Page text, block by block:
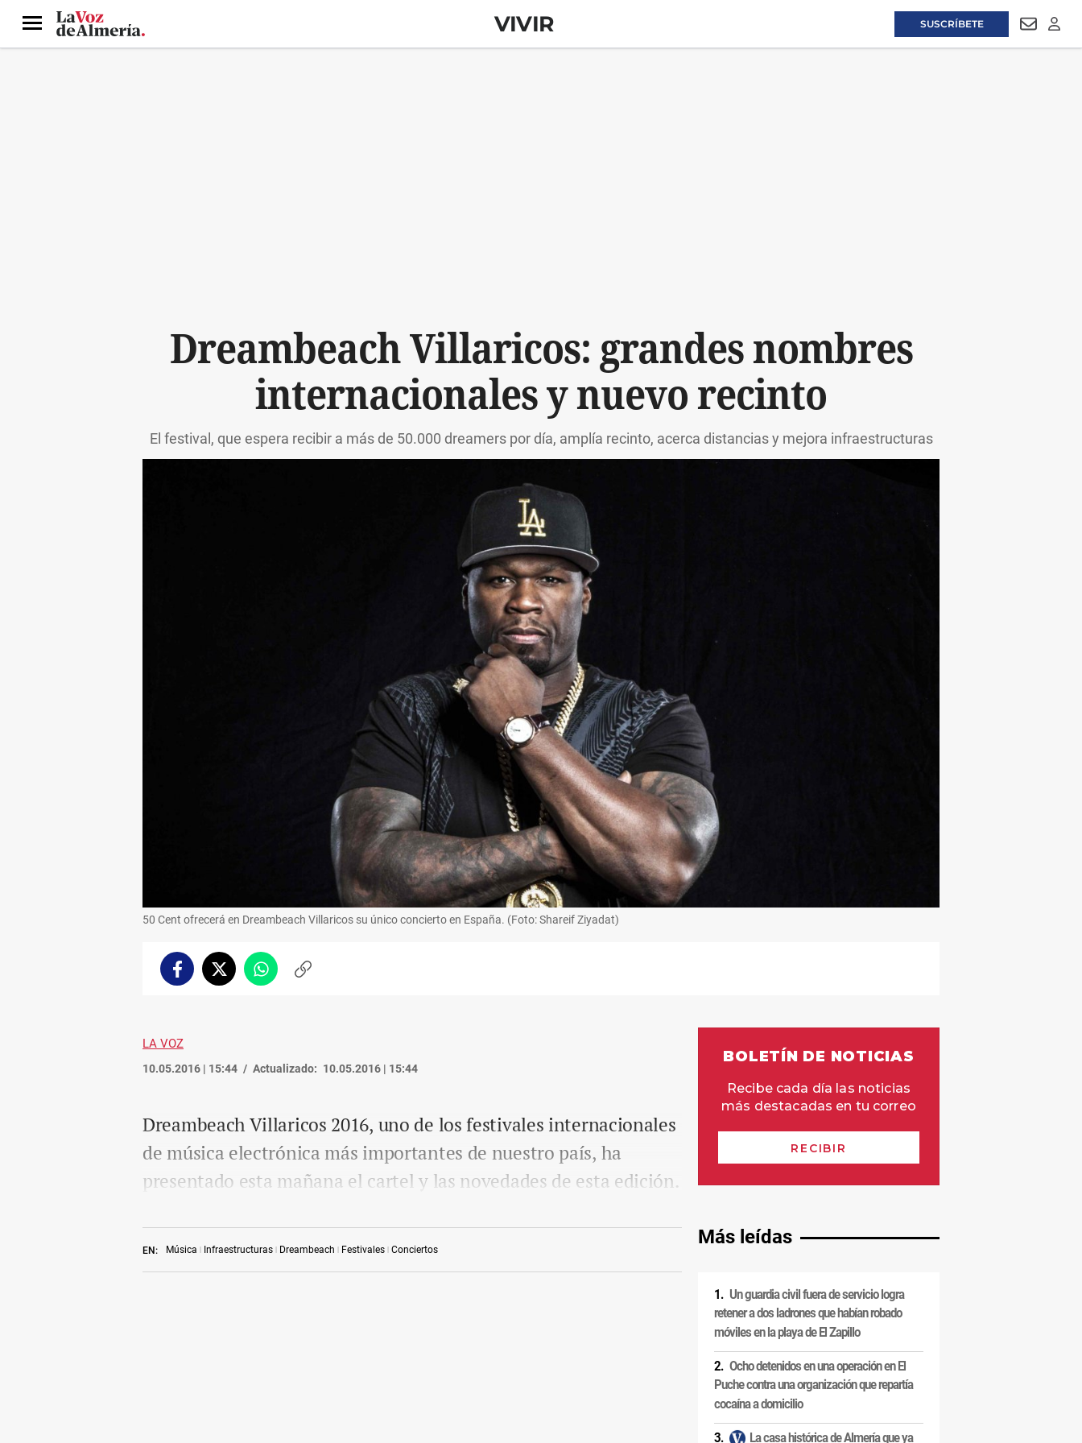
SUSCRÍBETE
Menú VIVIR
Dreambeach Villaricos: grandes nombres
internacionales y nuevo recinto
El festival, que espera recibir a más de 50.000 dreamers por día, amplía recinto, acerca distancias y mejora infraestructuras
50 Cent ofrecerá en Dreambeach Villaricos su único concierto en España. (Foto: Shareif Ziyadat)
FacebookTwitterWhatsappCopiar
LA VOZ
10.05.2016 | 15:44 Actualizado: 10.05.2016 | 15:44
EN: Música Infraestructuras Dreambeach Festivales Conciertos
Dreambeach Villaricos 2016, uno de los festivales internacionales
de música electrónica más importantes de nuestro país, ha
presentado esta mañana el cartel y las novedades de esta edición.
Más leídas
Un guardia civil fuera de servicio logra
retener a dos ladrones que habían robado
móviles en la playa de El Zapillo
Ocho detenidos en una operación en El
Puche contra una organización que repartía
cocaína a domicilio
La casa histórica de Almería que ya